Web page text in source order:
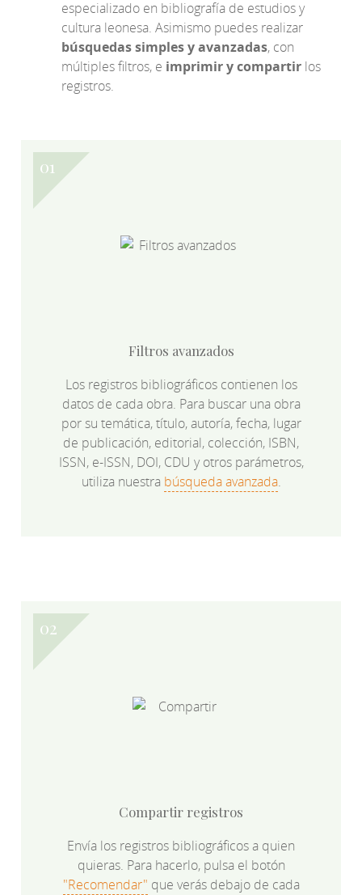
especializado en bibliografía de estudios y
cultura leonesa. Asimismo puedes realizar
búsquedas simples y avanzadas, con
múltiples filtros, e imprimir y compartir los
registros.
Filtros avanzados
Los registros bibliográficos contienen los
datos de cada obra. Para buscar una obra
por su temática, título, autoría, fecha, lugar
de publicación, editorial, colección, ISBN,
ISSN, e-ISSN, DOI, CDU y otros parámetros,
utiliza nuestra búsqueda avanzada.
Compartir registros
Envía los registros bibliográficos a quien
quieras. Para hacerlo, pulsa el botón
"Recomendar" que verás debajo de cada